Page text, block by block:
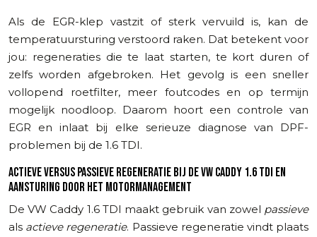
Als de EGR-klep vastzit of sterk vervuild is, kan de
temperatuursturing verstoord raken. Dat betekent voor
jou: regeneraties die te laat starten, te kort duren of
zelfs worden afgebroken. Het gevolg is een sneller
vollopend roetfilter, meer foutcodes en op termijn
mogelijk noodloop. Daarom hoort een controle van
EGR en inlaat bij elke serieuze diagnose van DPF-
problemen bij de 1.6 TDI.
ACTIEVE VERSUS PASSIEVE REGENERATIE BIJ DE VW CADDY 1.6 TDI EN
AANSTURING DOOR HET MOTORMANAGEMENT
De VW Caddy 1.6 TDI maakt gebruik van zowel passieve
als actieve regeneratie. Passieve regeneratie vindt plaats